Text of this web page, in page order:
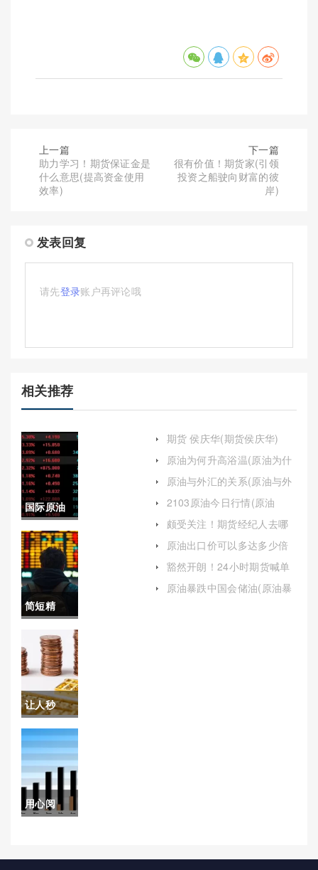
上一篇
助力学习！期货保证金是
什么意思(提高资金使用
效率)
下一篇
很有价值！期货家(引领
投资之船驶向财富的彼
岸)
发表回复
请先登录账户再评论哦
相关推荐
国际原油
期货每日
分析行情
(国际原油
期货每日
分析行情
走势)
简短精
辟！国际
期货哪里
开户(国际
商品期货
怎么开户)
让人秒
懂！原油
期货交易
开户(原油
期货交易
用心阅
期货如何
期货 侯庆华(期货侯庆华)
原油为何升高浴温(原油为什
么要加热)
原油与外汇的关系(原油与外
汇的关系是什么)
2103原油今日行情(原油
2108行情)
颇受关注！期货经纪人去哪
(期货经纪人去哪里找)
原油出口价可以多达多少倍
(原油出口价可以多达多少倍
呢)
豁然开朗！24小时期货喊单
直播(帮助投资者更好地把握
市场机会)
原油暴跌中国会储油(原油暴